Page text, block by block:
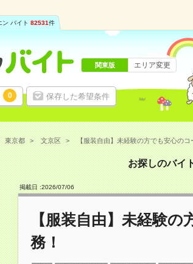
ン バイト 82531件
0 保存した希望条件
関東版 エリア変更
東京都 文京区 【服装自由】未経験の方でも安心の
お探しのバイ
掲載日 :2026/07/06
【服装自由】未経験
務！